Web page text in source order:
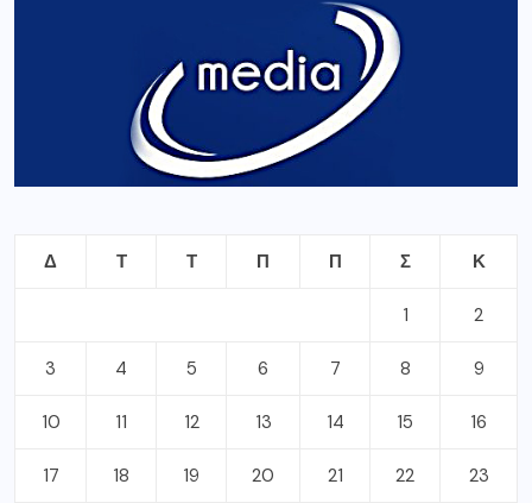
Δ Τ Τ Π Π Σ Κ
1 2
3 4 5 6 7 8 9
10 11 12 13 14 15 16
17 18 19 20 21 22 23